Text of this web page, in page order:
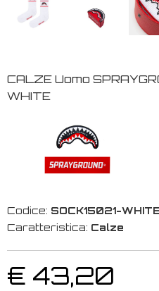
CALZE Uomo
WHITE
Codice: SOCK15021-
Caratteristica: Calze
€ 43,20